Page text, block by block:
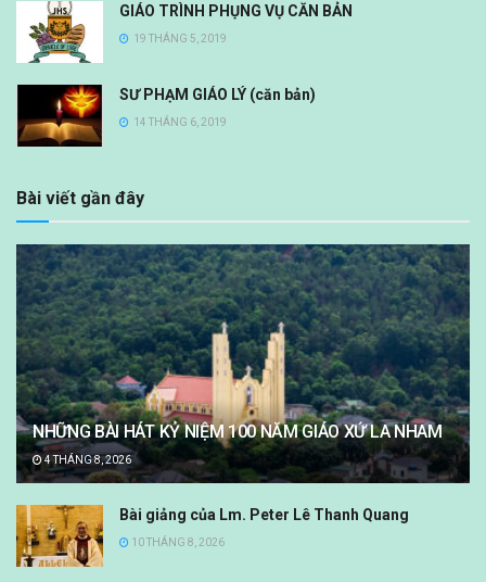
GIÁO TRÌNH PHỤNG VỤ CĂN BẢN
19 THÁNG 5, 2019
SƯ PHẠM GIÁO LÝ (căn bản)
14 THÁNG 6, 2019
Bài viết gần đây
NHỮNG BÀI HÁT KỶ NIỆM 100 NĂM GIÁO XỨ LA NHAM
4 THÁNG 8, 2026
Bài giảng của Lm. Peter Lê Thanh Quang
10 THÁNG 8, 2026